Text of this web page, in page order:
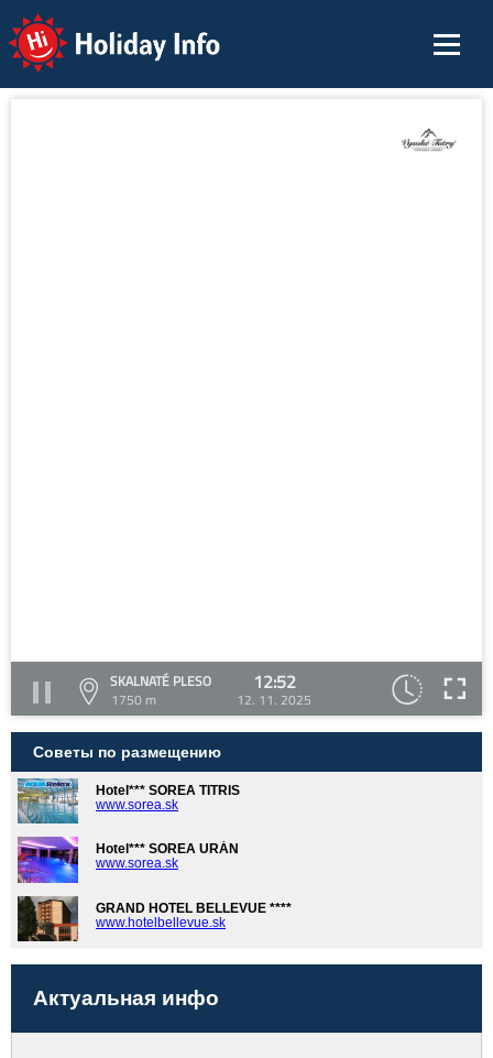
Holiday Info
SKALNATÉ PLESO
1750 m
12:52
12. 11. 2025
Советы по размещению
Hotel*** SOREA TITRIS
www.sorea.sk
Hotel*** SOREA URÁN
www.sorea.sk
GRAND HOTEL BELLEVUE ****
www.hotelbellevue.sk
Актуальная инфо